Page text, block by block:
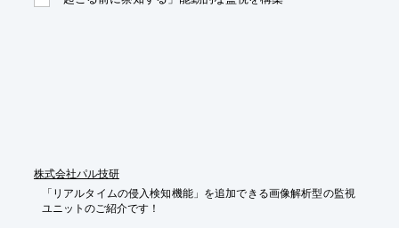
■こだわりの簡単操作
株式会社パル技研
「リアルタイムの侵入検知機能」を追加できる画像解析型の監視
ユニットのご紹介です！